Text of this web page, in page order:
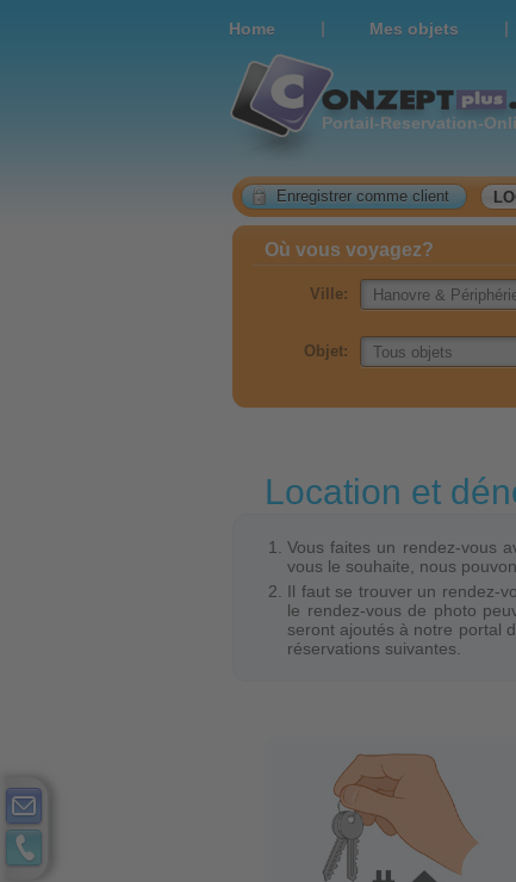
Home | Мes objets |
Portail-Reservation-
Enregistrer comme client
Où vous voyagez?
Ville:
Objet:
Location et
Vous faites un rendez-vous
vous le souhaite, nous
Il faut se trouver un rendez-
le rendez-vous de photo
seront ajoutés à notre portal
réservations suivantes.